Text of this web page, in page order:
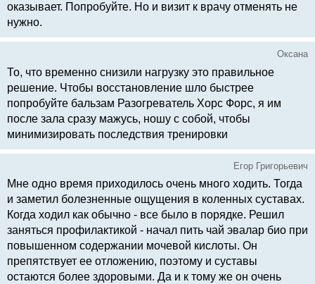
оказывает. Попробуйте. Но и визит к врачу отменять не
нужно.
Оксана
То, что временно снизили нагрузку это правильное
решение. Чтобы восстановление шло быстрее
попробуйте бальзам Разогреватель Хорс Форс, я им
после зала сразу мажусь, ношу с собой, чтобы
минимизировать последствия тренировки
Егор Григорьевич
Мне одно время приходилось очень много ходить. Тогда
и заметил болезненные ощущения в коленных суставах.
Когда ходил как обычно - все было в порядке. Решил
заняться профилактикой - начал пить чай эвалар биo при
повышенном содержании мочевой кислоты. Он
препятствует ее отложению, поэтому и суставы
остаются более здоровыми. Да и к тому же он очень